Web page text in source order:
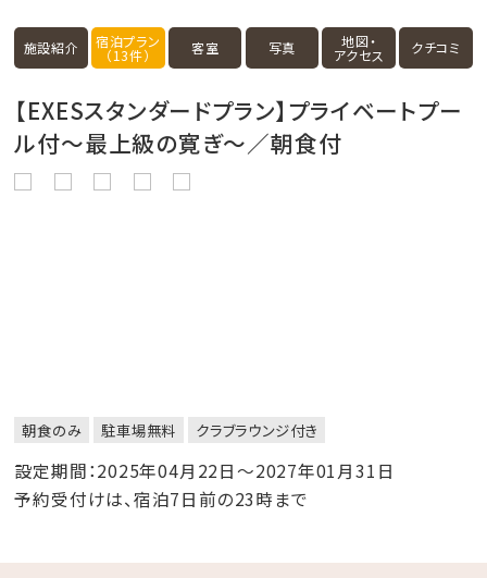
施設紹介 宿泊プラン
（13件） 客室 写真 地図・
アクセス クチコミ
【EXESスタンダードプラン】プライベートプー
ル付～最上級の寛ぎ～／朝食付
朝食のみ 駐車場無料 クラブラウンジ付き
設定期間：2025年04月22日～2027年01月31日
予約受付けは、宿泊7日前の23時まで